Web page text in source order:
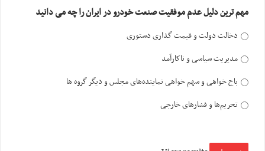
مهم ترین دلیل عدم موفقیت صنعت خودرو در ایران را چه می دانید
دخالت دولت و قیمت گذاری دستوری
مدیریت سیاسی و ناکارآمد
باج خواهی و سهم خواهی نماینده‌های مجلس و دیگر گروه ها
تحریم‌ها و فشارهای خارجی